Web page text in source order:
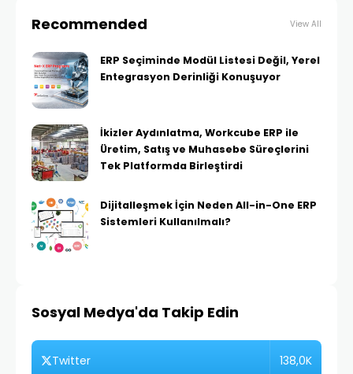
Recommended View All
ERP Seçiminde Modül Listesi Değil, Yerel
Entegrasyon Derinliği Konuşuyor
İkizler Aydınlatma, Workcube ERP ile
Üretim, Satış ve Muhasebe Süreçlerini
Tek Platformda Birleştirdi
Dijitalleşmek İçin Neden All-in-One ERP
Sistemleri Kullanılmalı?
Sosyal Medya'da Takip Edin
Twitter 138,0K